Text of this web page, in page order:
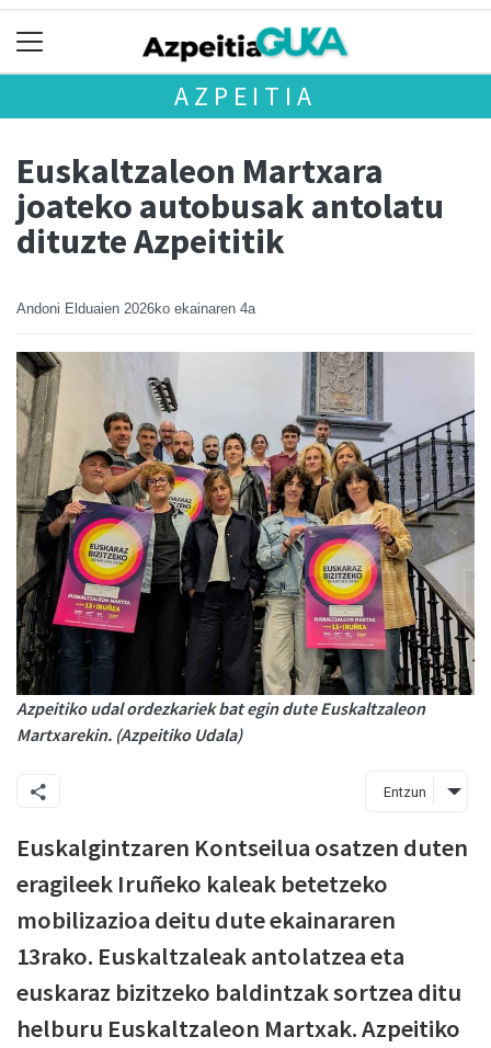
AZPEITIA
Euskaltzaleon Martxara
joateko autobusak antolatu
dituzte Azpeititik
Andoni Elduaien 2026ko ekainaren 4a
Azpeitiko udal ordezkariek bat egin dute Euskaltzaleon
Martxarekin. (Azpeitiko Udala)
Entzun
Euskalgintzaren Kontseilua osatzen duten
eragileek Iruñeko kaleak betetzeko
mobilizazioa deitu dute ekainararen
13rako. Euskaltzaleak antolatzea eta
euskaraz bizitzeko baldintzak sortzea ditu
helburu Euskaltzaleon Martxak. Azpeitiko